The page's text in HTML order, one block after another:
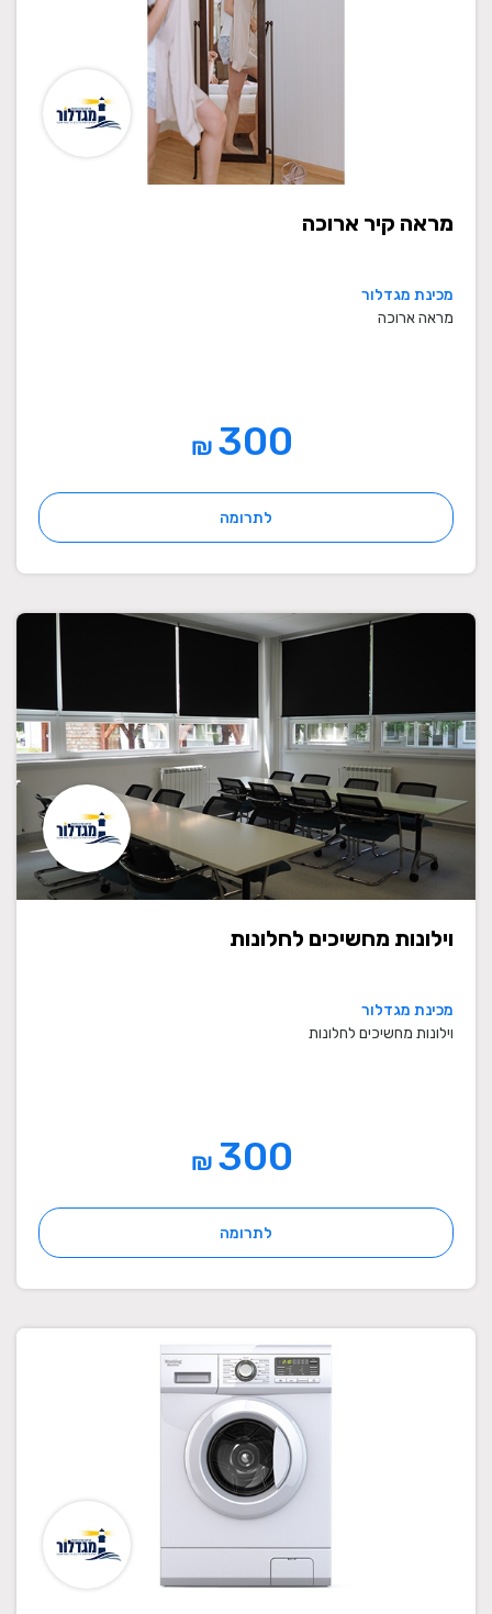
מראה קיר ארוכה
מכינת מגדלור
מראה ארוכה
₪
לתרומה
וילונות מחשיכים לחלונות
מכינת מגדלור
וילונות מחשיכים לחלונות
₪
לתרומה